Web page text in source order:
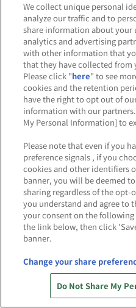
※こちらの一覧については
ものではありません。
※商品・景品・特典は数量
がございます。
※再入荷につきましては決
らせします。
※購入制限は期間途中で変
※商品のご予約、お取り置
※在庫状況により、お知ら
ても営業を終了させていた
※イベント期間終了後、一
る可能性がございます。
権利表
あそび場をさがす
ゲーム機をさがす
We collect unique personal
analyze our traffic and to
share information about your
analytics and advertising
with other information that
that they have collected from
Please click "here" to see
cookies and the retention
have the right to opt out of
information with our
My Personal Information] to
Please note that even if you
preference signals , if you
cookies and other identifiers
banner, you will be deemed
sharing regardless of the opt-
you understand and agree to
your consent on the
the link below, then click
banner.
Change your share
Do Not Share My